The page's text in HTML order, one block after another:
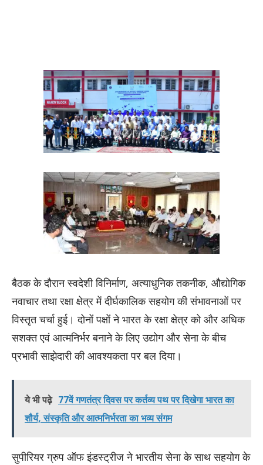
बैठक के दौरान स्वदेशी विनिर्माण, अत्याधुनिक तकनीक, औद्योगिक
नवाचार तथा रक्षा क्षेत्र में दीर्घकालिक सहयोग की संभावनाओं पर
विस्तृत चर्चा हुई। दोनों पक्षों ने भारत के रक्षा क्षेत्र को और अधिक
सशक्त एवं आत्मनिर्भर बनाने के लिए उद्योग और सेना के बीच
प्रभावी साझेदारी की आवश्यकता पर बल दिया।
ये भी पढ़े 77वें गणतंत्र दिवस पर कर्तव्य पथ पर दिखेगा भारत का
शौर्य, संस्कृति और आत्मनिर्भरता का भव्य संगम
सुपीरियर ग्रुप ऑफ इंडस्ट्रीज ने भारतीय सेना के साथ सहयोग के